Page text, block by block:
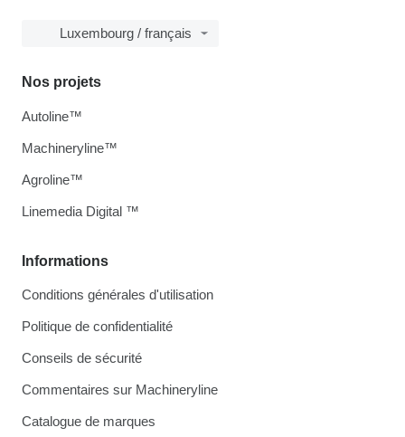
Luxembourg / français
Informations
Conditions générales d'utilisation
Politique de confidentialité
Conseils de sécurité
Commentaires sur Machineryline
Catalogue de marques
Nos projets
Autoline™
Machineryline™
Agroline™
Linemedia Digital ™